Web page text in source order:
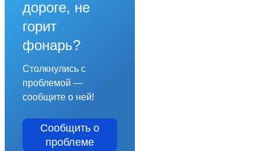
дороге, не
горит
фонарь?
Столкнулись с
проблемой —
сообщите о ней!
Сообщить о
проблеме